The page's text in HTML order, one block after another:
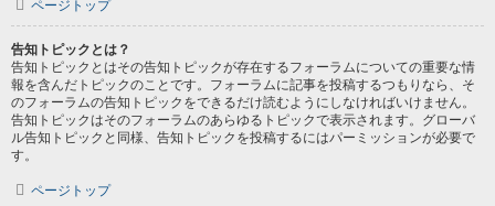
ページトップ
告知トピックとは？
告知トピックとはその告知トピックが存在するフォーラムについての重要な情
報を含んだトピックのことです。フォーラムに記事を投稿するつもりなら、そ
のフォーラムの告知トピックをできるだけ読むようにしなければいけません。
告知トピックはそのフォーラムのあらゆるトピックで表示されます。グローバ
ル告知トピックと同様、告知トピックを投稿するにはパーミッションが必要で
す。
ページトップ